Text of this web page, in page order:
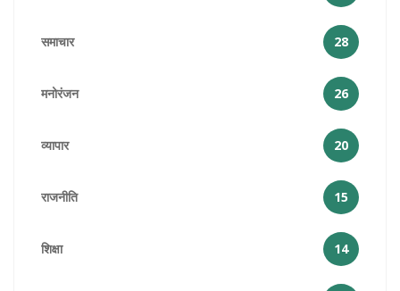
समाचार 28
मनोरंजन 26
व्यापार 20
राजनीति 15
शिक्षा 14